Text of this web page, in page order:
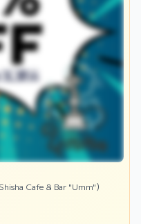
Cafe & Bar "Umm"）